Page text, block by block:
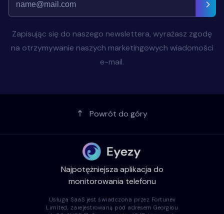
Zapisując się do naszego newslettera, wyrażasz zgodę
na otrzymywanie naszych marketingowych wiadomości
e-mail.
Powrót do góry
Najpotężniejsza aplikacja do
monitorowania telefonu
Usługa SaaS jest świadczona przez Fortunex
Limited, zarejestrowaną pod adresem Georgiou